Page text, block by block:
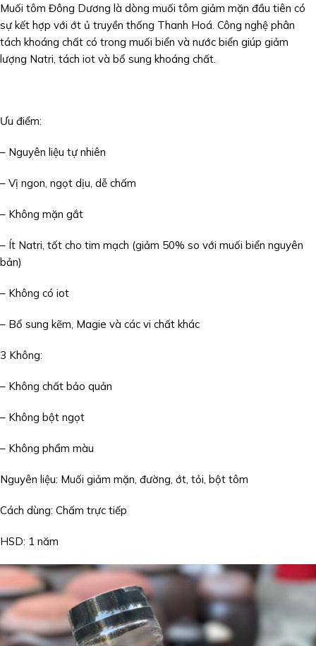
Muối tôm Đông Dương là dòng muối tôm giảm mặn đầu tiên có
sự kết hợp với ớt ủ truyền thống Thanh Hoá. Công nghệ phân
tách khoáng chất có trong muối biển và nước biển giúp giảm
lượng Natri, tách iot và bổ sung khoáng chất.
Ưu điểm:
– Nguyên liệu tự nhiên
– Vị ngon, ngọt dịu, dễ chấm
– Không mặn gắt
– Ít Natri, tốt cho tim mạch (giảm 50% so với muối biển nguyên
bản)
– Không có iot
– Bổ sung kẽm, Magie và các vi chất khác
3 Không:
– Không chất bảo quản
– Không bột ngọt
– Không phẩm màu
Nguyên liệu: Muối giảm mặn, đường, ớt, tỏi, bột tôm
Cách dùng: Chấm trực tiếp
HSD: 1 năm